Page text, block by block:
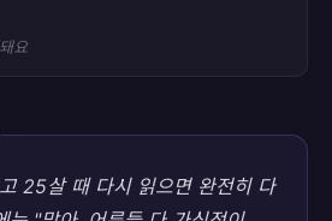
요
25살 때 다시 읽으면 완전히 다